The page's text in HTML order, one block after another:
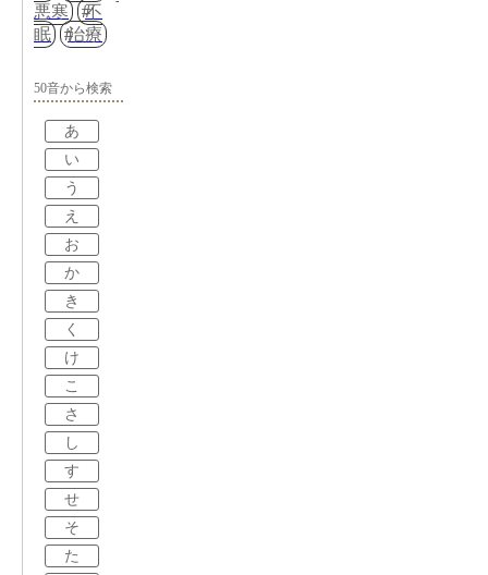
悪寒
不
眠
治療
50音から検索
あ
い
う
え
お
か
き
く
け
こ
さ
し
す
せ
そ
た